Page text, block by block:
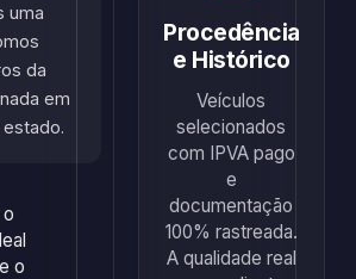
Procedência
e Histórico
Veículos
selecionados
com IPVA pago
e
documentação
100% rastreada.
A qualidade real
uma
da
em
o